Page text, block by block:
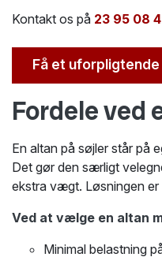
Kontakt os på 23 95 08
Få et
Fordele ved
En altan på søjler står på
Det gør den særligt
ekstra vægt. Løsningen er
Ved at vælge en altan
Minimal belastning